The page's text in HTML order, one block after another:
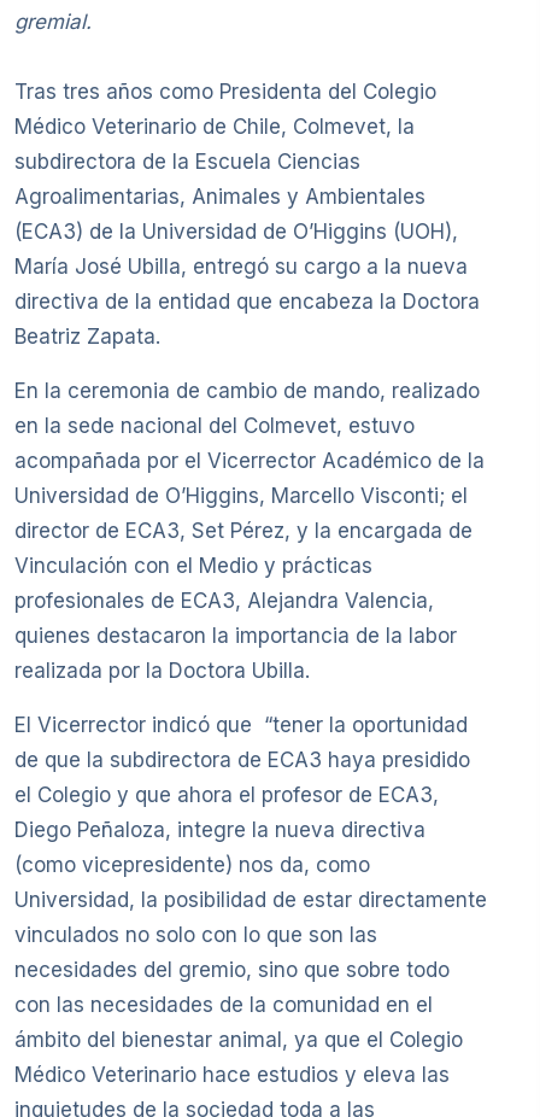
gremial.
Tras tres años como Presidenta del Colegio
Médico Veterinario de Chile, Colmevet, la
subdirectora de la Escuela Ciencias
Agroalimentarias, Animales y Ambientales
(ECA3) de la Universidad de O’Higgins (UOH),
María José Ubilla, entregó su cargo a la nueva
directiva de la entidad que encabeza la Doctora
Beatriz Zapata.
En la ceremonia de cambio de mando, realizado
en la sede nacional del Colmevet, estuvo
acompañada por el Vicerrector Académico de la
Universidad de O’Higgins, Marcello Visconti; el
director de ECA3, Set Pérez, y la encargada de
Vinculación con el Medio y prácticas
profesionales de ECA3, Alejandra Valencia,
quienes destacaron la importancia de la labor
realizada por la Doctora Ubilla.
El Vicerrector indicó que “tener la oportunidad
de que la subdirectora de ECA3 haya presidido
el Colegio y que ahora el profesor de ECA3,
Diego Peñaloza, integre la nueva directiva
(como vicepresidente) nos da, como
Universidad, la posibilidad de estar directamente
vinculados no solo con lo que son las
necesidades del gremio, sino que sobre todo
con las necesidades de la comunidad en el
ámbito del bienestar animal, ya que el Colegio
Médico Veterinario hace estudios y eleva las
inquietudes de la sociedad toda a las